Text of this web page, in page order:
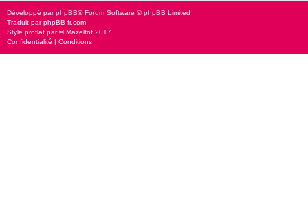
Développé parphpBB® Forum Software © phpBB Limited
Traduit parphpBB-fr.com
Style proflat par ©Mazeltof 2017
Confidentialité | Conditions